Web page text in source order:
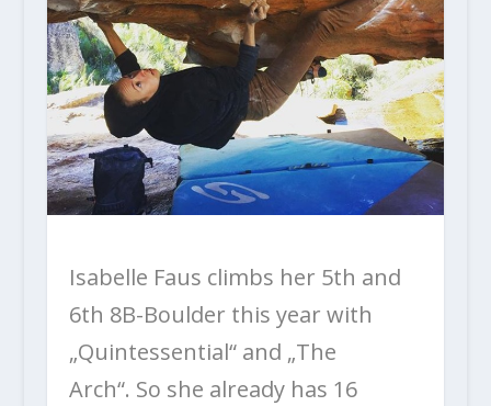
Isabelle Faus climbs her 5th and
6th 8B-Boulder this year with
„Quintessential“ and „The
Arch“. So she already has 16